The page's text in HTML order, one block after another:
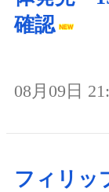
確認
08月09日
フィリッ